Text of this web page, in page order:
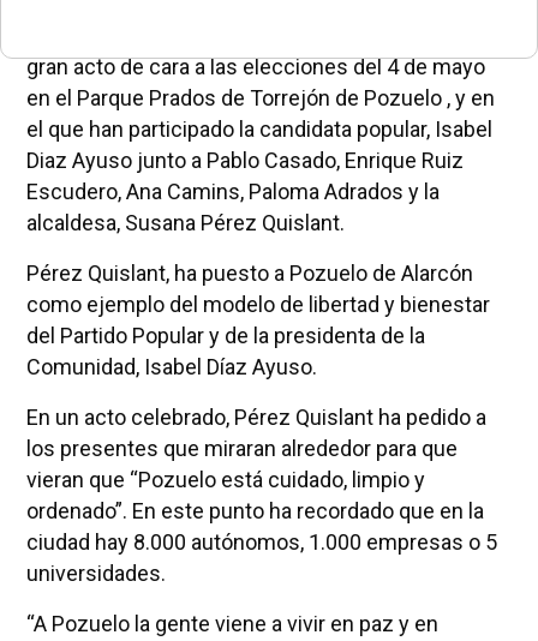
gran acto de cara a las elecciones del 4 de mayo
en el Parque Prados de Torrejón de Pozuelo , y en
el que han participado la candidata popular, Isabel
Diaz Ayuso junto a Pablo Casado, Enrique Ruiz
Escudero, Ana Camins, Paloma Adrados y la
alcaldesa, Susana Pérez Quislant.
Pérez Quislant, ha puesto a Pozuelo de Alarcón
como ejemplo del modelo de libertad y bienestar
del Partido Popular y de la presidenta de la
Comunidad, Isabel Díaz Ayuso.
En un acto celebrado, Pérez Quislant ha pedido a
los presentes que miraran alrededor para que
vieran que “Pozuelo está cuidado, limpio y
ordenado”. En este punto ha recordado que en la
ciudad hay 8.000 autónomos, 1.000 empresas o 5
universidades.
“A Pozuelo la gente viene a vivir en paz y en